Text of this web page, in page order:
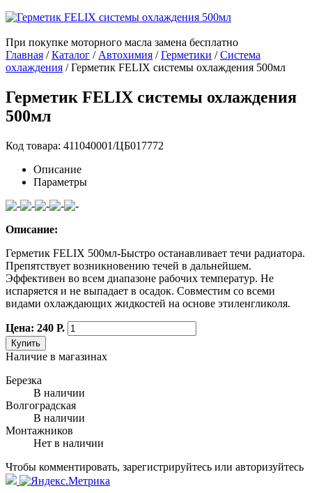
При покупке моторного масла замена бесплатно
Главная /Каталог / Автохимия /Герметики /Система
охлаждения /Герметик FELIX системы охлаждения 500мл
Герметик FELIX системы охлаждения
500мл
Код товара: 411040001/ЦБ017772
Описание
Параметры
Описание:
Герметик FELIX 500мл-Быстро останавливает течи радиатора.
Препятствует возникновению течей в дальнейшем.
Эффективен во всем диапазоне рабочих температур. Не
испаряется и не выпадает в осадок. Совместим со всеми
видами охлаждающих жидкостей на основе этиленгликоля.
Цена: 240 Р.
Купить
Наличие в магазинах
Березка
В наличии
Волгоградская
В наличии
Монтажников
Нет в наличии
Чтобы комментировать, зарегистрируйтесь или авторизуйтесь